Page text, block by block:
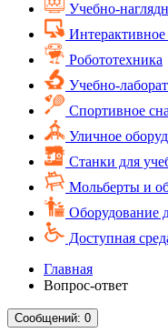
Учебно-
Робототехника
Учебно-
Спортивное
Уличное
Cтанки для
Мольберты и
Оборудование
Доступная
Главная
Вопрос-ответ
Cообщений: 0